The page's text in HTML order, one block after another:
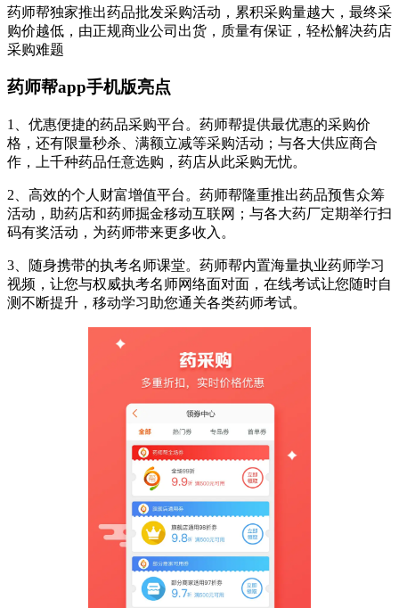
药师帮独家推出药品批发采购活动，累积采购量越大，最终采
购价越低，由正规商业公司出货，质量有保证，轻松解决药店
采购难题
药师帮app手机版亮点
1、优惠便捷的药品采购平台。药师帮提供最优惠的采购价
格，还有限量秒杀、满额立减等采购活动；与各大供应商合
作，上千种药品任意选购，药店从此采购无忧。
2、高效的个人财富增值平台。药师帮隆重推出药品预售众筹
活动，助药店和药师掘金移动互联网；与各大药厂定期举行扫
码有奖活动，为药师带来更多收入。
3、随身携带的执考名师课堂。药师帮内置海量执业药师学习
视频，让您与权威执考名师网络面对面，在线考试让您随时自
测不断提升，移动学习助您通关各类药师考试。